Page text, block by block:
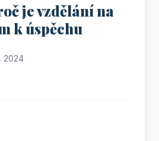
je vzdělání na
k úspěchu
2024